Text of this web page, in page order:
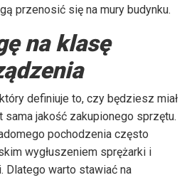
przenosić się na mury budynku.
na klasę
definiuje to, czy będziesz miał
sama jakość zakupionego sprzętu.
pochodzenia często
wygłuszeniem sprężarki i
Dlatego warto stawiać na